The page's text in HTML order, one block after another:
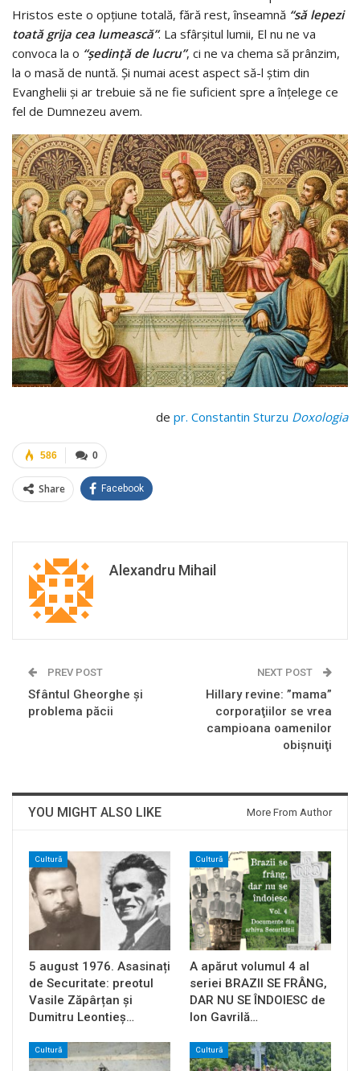
Hristos este o opţiune totală, fără rest, înseamnă “să lepezi
toată grija cea lumească”. La sfârşitul lumii, El nu ne va
convoca la o “şedinţă de lucru”, ci ne va chema să prânzim,
la o masă de nuntă. Şi numai acest aspect să-l ştim din
Evanghelii şi ar trebuie să ne fie suficient spre a înţelege ce
fel de Dumnezeu avem.
de pr. Constantin Sturzu Doxologia
0
586
Share Facebook
Alexandru Mihail
PREV POST
Sfântul Gheorghe și
problema păcii
NEXT POST
Hillary revine: ”mama”
corporaţiilor se vrea
campioana oamenilor
obişnuiţi
YOU MIGHT ALSO LIKE More From Author
Cultură
5 august 1976. Asasinați
de Securitate: preotul
Vasile Zăpârțan și
Dumitru Leontieș…
Cultură
A apărut volumul 4 al
seriei BRAZII SE FRÂNG,
DAR NU SE ÎNDOIESC de
Ion Gavrilă…
Cultură Cultură